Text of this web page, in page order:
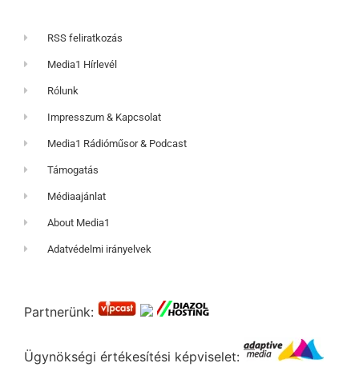
RSS feliratkozás
Media1 Hírlevél
Rólunk
Impresszum & Kapcsolat
Media1 Rádióműsor & Podcast
Támogatás
Médiaajánlat
About Media1
Adatvédelmi irányelvek
Partnerünk:
Ügynökségi értékesítési képviselet: